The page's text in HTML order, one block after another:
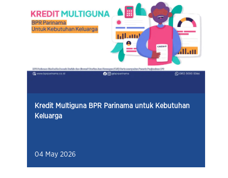
Kredit Multiguna BPR Parinama untuk Kebutuhan
Keluarga
04 May 2026